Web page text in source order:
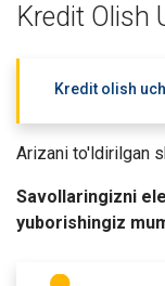
Kredit Olish
Kredit olish
Arizani to'ldirilgan
Savollaringizni
yuborishingiz